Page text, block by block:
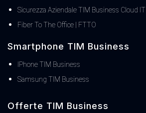
Sicurezza Aziendale TIM Business Cloud IT
Fiber To The Office | FTTO
Smartphone TIM Business
IPhone TIM Business
Samsung TIM Business
Offerte TIM Business